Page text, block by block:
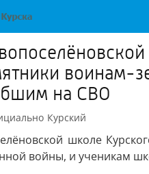
воинам-
на СВО
Курский
школе
войны, и ученикам